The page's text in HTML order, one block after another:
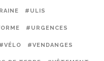
#ULIS
#URGENCES
#VÉLO #VENDANGES